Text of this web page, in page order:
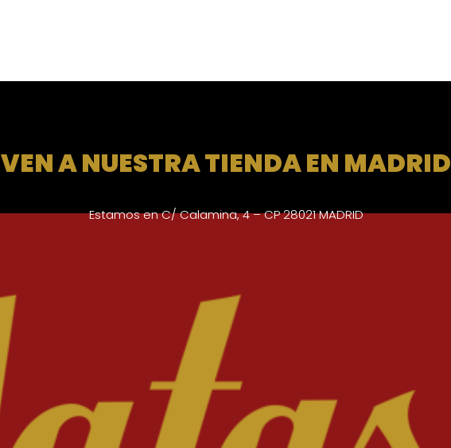
VEN A NUESTRA TIENDA EN MADRID
Estamos en C/ Calamina, 4 – CP 28021 MADRID